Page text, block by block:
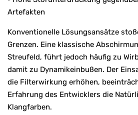
Artefakten
Konventionelle Lösungsansätze
Grenzen. Eine klassische
Streufeld, führt jedoch häufig zu
damit zu Dynamikeinbußen. Der
die Filterwirkung erhöhen,
Erfahrung des Entwicklers die
Klangfarben.